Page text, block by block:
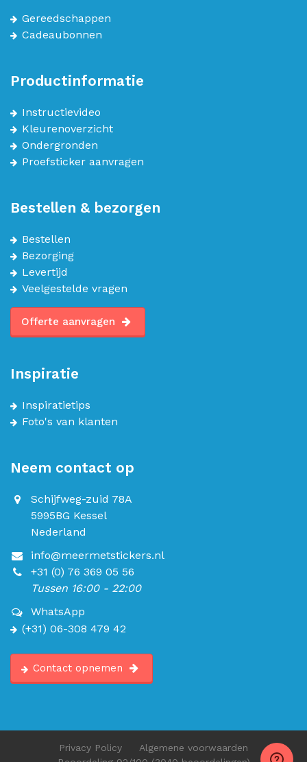
Gereedschappen
Cadeaubonnen
Productinformatie
Instructievideo
Kleurenoverzicht
Ondergronden
Proefsticker aanvragen
Bestellen & bezorgen
Bestellen
Bezorging
Levertijd
Veelgestelde vragen
Offerte aanvragen
Inspiratie
Inspiratietips
Foto's van klanten
Neem contact op
Schijfweg-zuid 78A
5995BG Kessel
Nederland
info@meermetstickers.nl
+31 (0) 76 369 05 56
Tussen 16:00 - 22:00
WhatsApp
(+31) 06-308 479 42
Contact opnemen
Privacy Policy
Algemene voorwaarden